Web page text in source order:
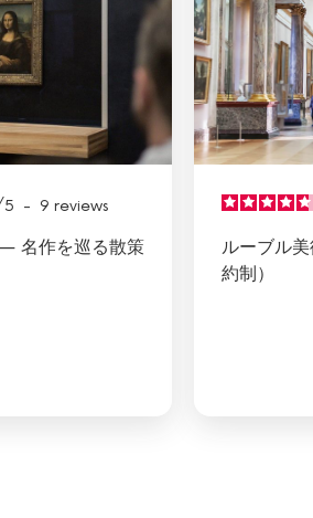
5 - 9 reviews
名作を巡る散策
ルーブル
約制）